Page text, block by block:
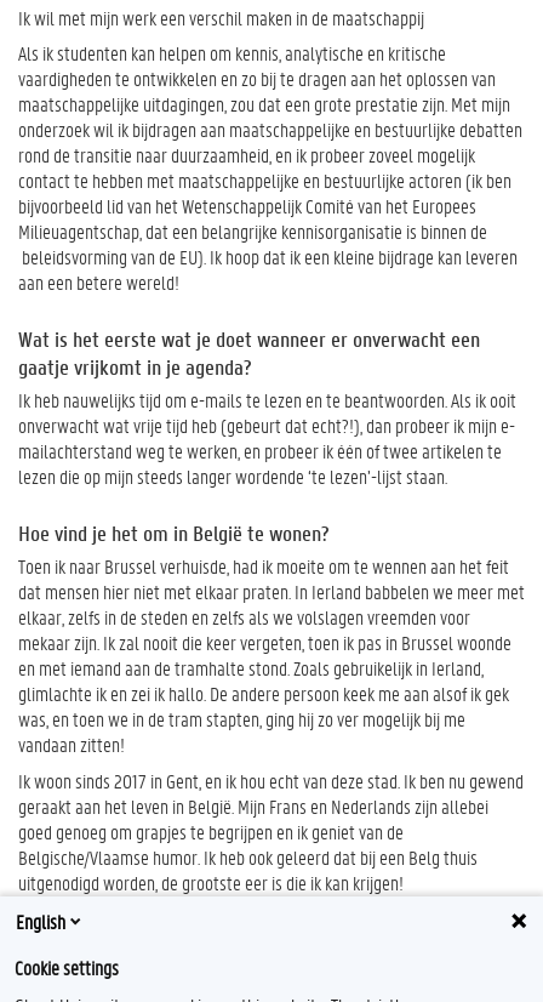
Ik wil met mijn werk een verschil maken in de maatschappij
Als ik studenten kan helpen om kennis, analytische en kritische
vaardigheden te ontwikkelen en zo bij te dragen aan het oplossen van
maatschappelijke uitdagingen, zou dat een grote prestatie zijn. Met mijn
onderzoek wil ik bijdragen aan maatschappelijke en bestuurlijke debatten
rond de transitie naar duurzaamheid, en ik probeer zoveel mogelijk
contact te hebben met maatschappelijke en bestuurlijke actoren (ik ben
bijvoorbeeld lid van het Wetenschappelijk Comité van het Europees
Milieuagentschap, dat een belangrijke kennisorganisatie is binnen de
beleidsvorming van de EU). Ik hoop dat ik een kleine bijdrage kan leveren
aan een betere wereld!
Wat is het eerste wat je doet wanneer er onverwacht een
gaatje vrijkomt in je agenda?
Ik heb nauwelijks tijd om e-mails te lezen en te beantwoorden. Als ik ooit
onverwacht wat vrije tijd heb (gebeurt dat echt?!), dan probeer ik mijn e-
mailachterstand weg te werken, en probeer ik één of twee artikelen te
lezen die op mijn steeds langer wordende ‘te lezen’-lijst staan.
Hoe vind je het om in België te wonen?
Toen ik naar Brussel verhuisde, had ik moeite om te wennen aan het feit
dat mensen hier niet met elkaar praten. In Ierland babbelen we meer met
elkaar, zelfs in de steden en zelfs als we volslagen vreemden voor
mekaar zijn. Ik zal nooit die keer vergeten, toen ik pas in Brussel woonde
en met iemand aan de tramhalte stond. Zoals gebruikelijk in Ierland,
glimlachte ik en zei ik hallo. De andere persoon keek me aan alsof ik gek
was, en toen we in de tram stapten, ging hij zo ver mogelijk bij me
vandaan zitten!
Ik woon sinds 2017 in Gent, en ik hou echt van deze stad. Ik ben nu gewend
geraakt aan het leven in België. Mijn Frans en Nederlands zijn allebei
goed genoeg om grapjes te begrijpen en ik geniet van de
Belgische/Vlaamse humor. Ik heb ook geleerd dat bij een Belg thuis
uitgenodigd worden, de grootste eer is die ik kan krijgen!
English
Cookie settings